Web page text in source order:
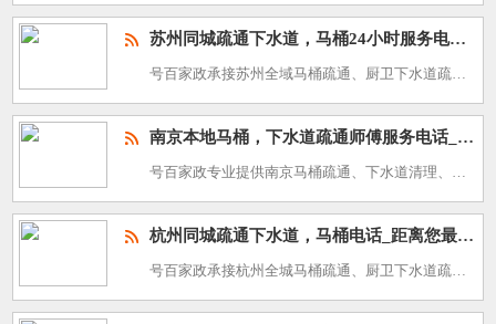
苏州同城疏通下水道，马桶24小时服务电话_附近500米快速上门
号百家政承接苏州全域马桶疏通、厨卫下水道疏通、高压管道清洗、化粪池清理维保服务，联系热线：400-688-3588。苏州太湖流域水乡，梅雨季漫长，地下水位常年偏高，姑苏区古城民居、工业园区、成熟社区交
南京本地马桶，下水道疏通师傅服务电话_附近500米安排上门
号百家政专业提供南京马桶疏通、下水道清理、高压管道冲洗、化粪池清淤服务，全城上门热线：400-688-3588。南京长江沿岸城市，梅雨季闷热潮湿，冬寒夏热四季温差明显，秦淮、鼓楼大量老旧家属院，管道油
杭州同城疏通下水道，马桶电话_距离您最近30分钟快速上门
号百家政承接杭州全城马桶疏通、厨卫下水道疏通、地下管道高压清洗、化粪池清理服务，24 小时上门热线：400-688-3588。杭州地处江南水乡，梅雨季漫长潮湿，临近钱塘江，汛期江水涨潮会抬高地下水位，